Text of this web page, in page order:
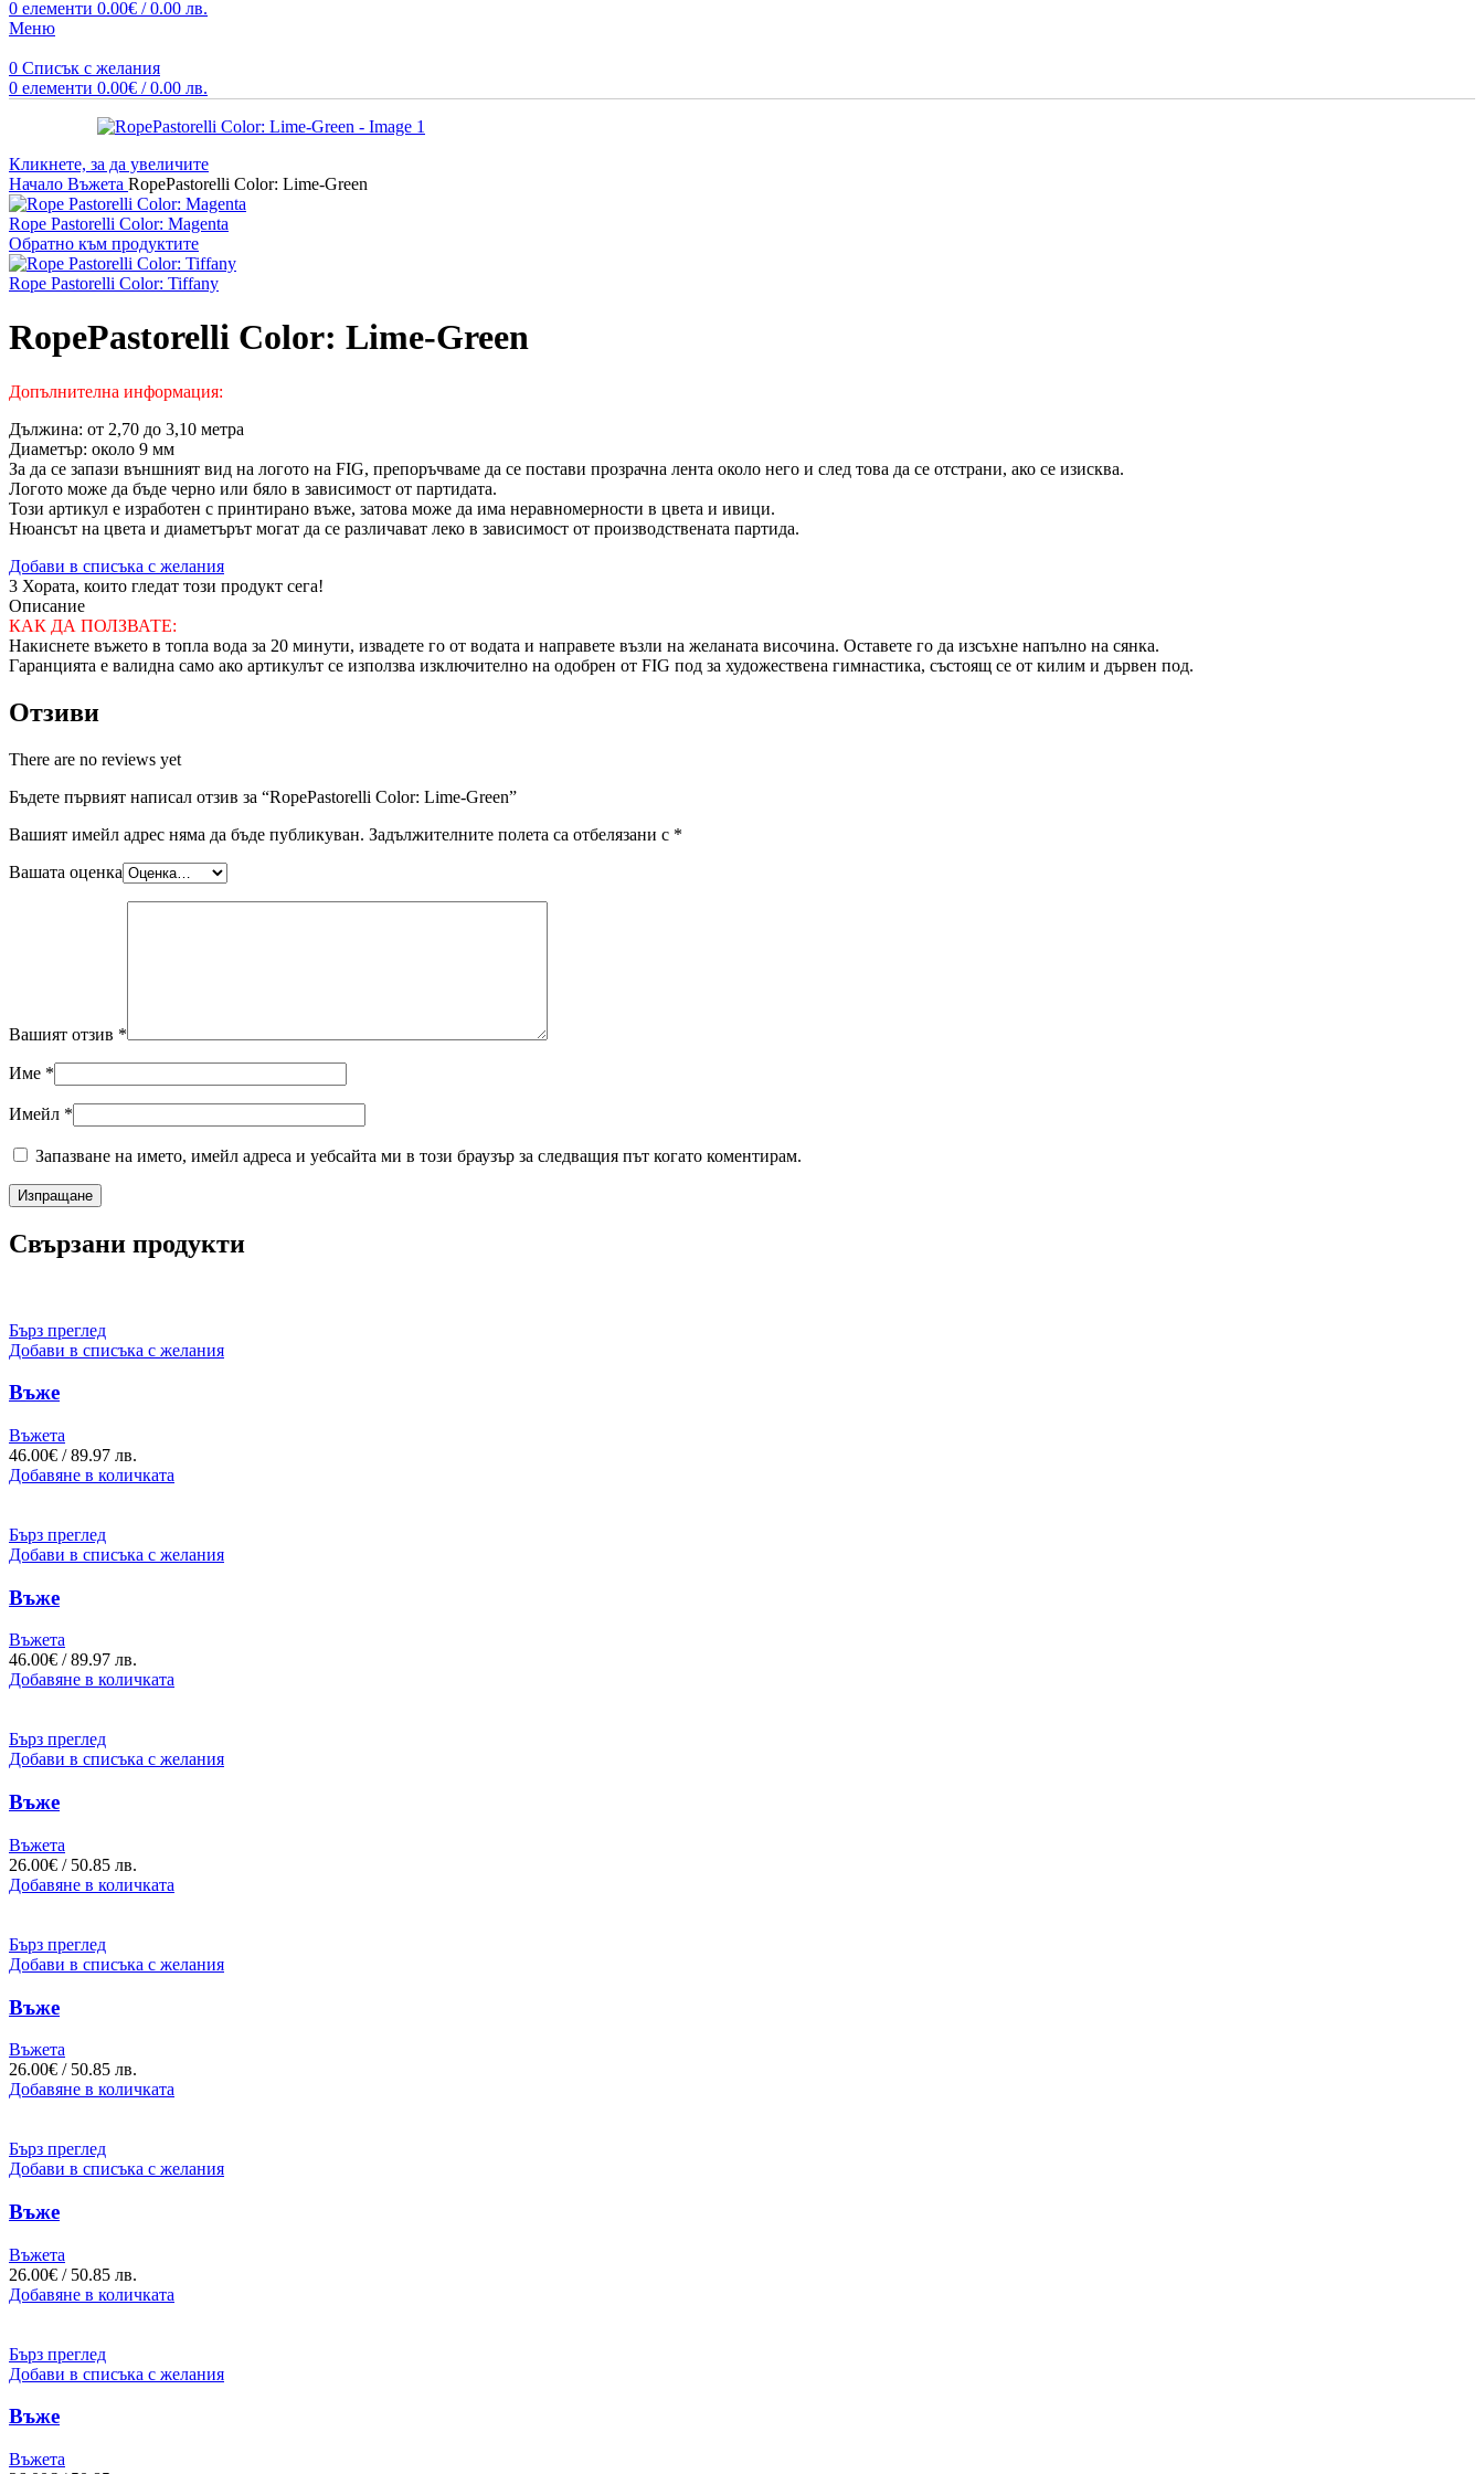
0 елементи 0.00€ / 0.00 лв.
Меню
0 Списък с желания
0 елементи 0.00€ / 0.00 лв.
Кликнете, за да увеличите
Начало Въжета RopePastorelli Color: Lime-Green
Rope Pastorelli Color: Magenta
Обратно към продуктите
Rope Pastorelli Color: Tiffany
RopePastorelli Color: Lime-Green
Допълнителна информация:
Дължина: от 2,70 до 3,10 метра
Диаметър: около 9 мм
За да се запази външният вид на логото на FIG, препоръчваме да се постави прозрачна лента около него и след това да се отстрани, ако се изисква.
Логото може да бъде черно или бяло в зависимост от партидата.
Този артикул е изработен с принтирано въже, затова може да има неравномерности в цвета и ивици.
Нюансът на цвета и диаметърът могат да се различават леко в зависимост от производствената партида.
Добави в списъка с желания
3 Хората, които гледат този продукт сега!
Описание
КАК ДА ПОЛЗВАТЕ:
Накиснете въжето в топла вода за 20 минути, извадете го от водата и направете възли на желаната височина. Оставете го да изсъхне напълно на сянка.
Гаранцията е валидна само ако артикулът се използва изключително на одобрен от FIG под за художествена гимнастика, състоящ се от килим и дървен под.
Отзиви
There are no reviews yet
Бъдете първият написал отзив за “RopePastorelli Color: Lime-Green”
Вашият имейл адрес няма да бъде публикуван. Задължителните полета са отбелязани с *
Вашата оценка
Вашият отзив *
Име *
Имейл *
Запазване на името, имейл адреса и уебсайта ми в този браузър за следващия път когато коментирам.
Свързани продукти
Бърз преглед
Добави в списъка с желания
Въже
Въжета
46.00€ / 89.97 лв.
Добавяне в количката
Бърз преглед
Добави в списъка с желания
Въже
Въжета
46.00€ / 89.97 лв.
Добавяне в количката
Бърз преглед
Добави в списъка с желания
Въже
Въжета
26.00€ / 50.85 лв.
Добавяне в количката
Бърз преглед
Добави в списъка с желания
Въже
Въжета
26.00€ / 50.85 лв.
Добавяне в количката
Бърз преглед
Добави в списъка с желания
Въже
Въжета
26.00€ / 50.85 лв.
Добавяне в количката
Бърз преглед
Добави в списъка с желания
Въже
Въжета